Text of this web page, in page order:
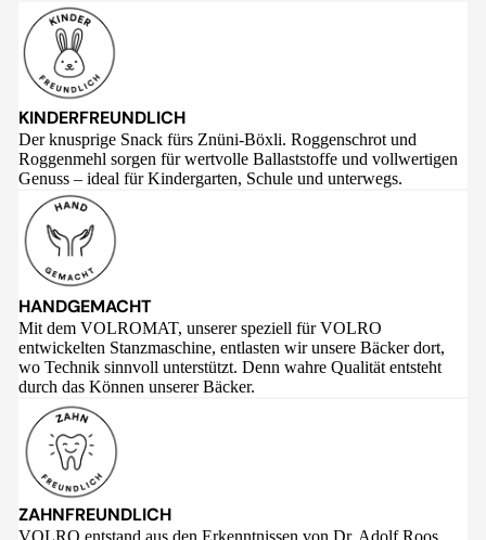
KINDERFREUNDLICH
Der knusprige Snack fürs Znüni-Böxli. Roggenschrot und
Roggenmehl sorgen für wertvolle Ballaststoffe und vollwertigen
Genuss – ideal für Kindergarten, Schule und unterwegs.
HANDGEMACHT
Mit dem VOLROMAT, unserer speziell für VOLRO
entwickelten Stanzmaschine, entlasten wir unsere Bäcker dort,
wo Technik sinnvoll unterstützt. Denn wahre Qualität entsteht
durch das Können unserer Bäcker.
ZAHNFREUNDLICH
VOLRO entstand aus den Erkenntnissen von Dr. Adolf Roos,